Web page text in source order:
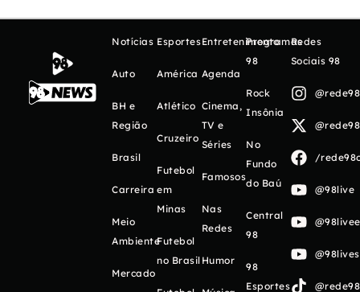
Notícias
Auto
BH e
Região
Brasil
Carreira
Meio
Ambiente
Mercado
Esportes
América
Atlético
Cruzeiro
Futebol
em
Minas
Futebol
no Brasil
Entretenimento
Agenda
Cinema,
TV e
Séries
Famosos
Nas
Redes
Humor
Programas
98
Rock
Insônia
No
Fundo
do Baú
Central
98
98
Esportes
Redes
Sociais 98
/
@98live